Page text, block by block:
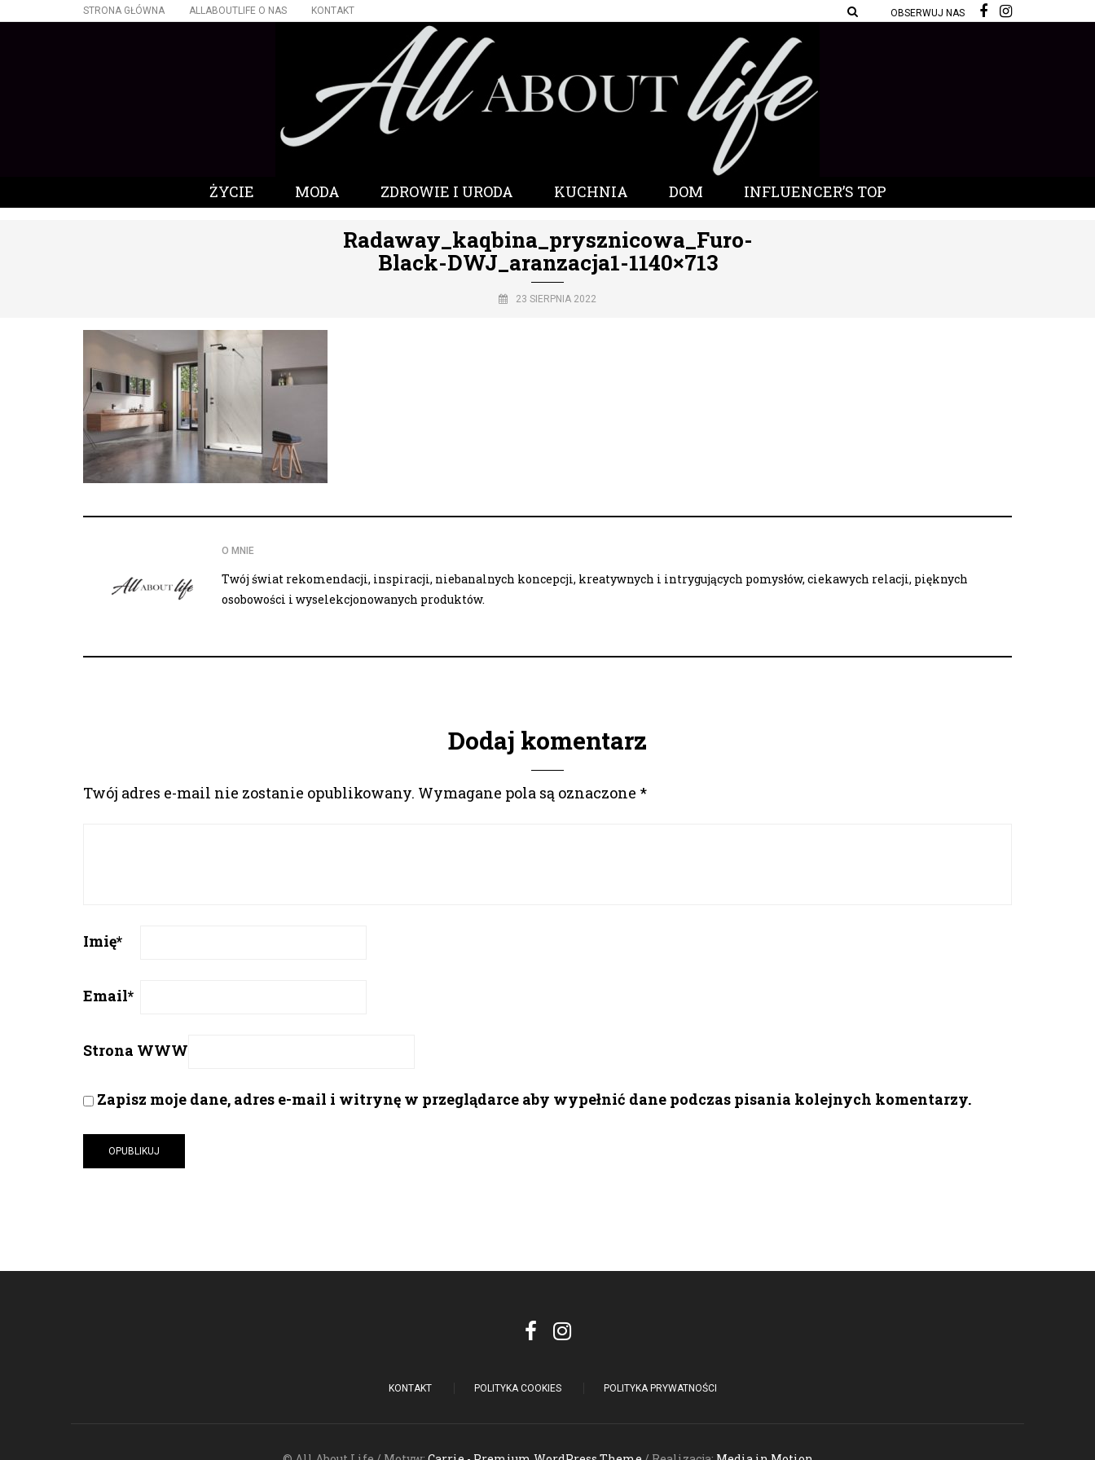
STRONA GŁÓWNA ALLABOUTLIFE O NAS KONTAKT OBSERWUJ NAS
ŻYCIE MODA ZDROWIE I URODA KUCHNIA DOM INFLUENCER’S TOP
Radaway_kaqbina_prysznicowa_Furo-
Black-DWJ_aranzacja1-1140×713
23 SIERPNIA 2022
O MNIE
Twój świat rekomendacji, inspiracji, niebanalnych koncepcji, kreatywnych i intrygujących pomysłów, ciekawych relacji, pięknych
osobowości i wyselekcjonowanych produktów.
Dodaj komentarz
Twój adres e-mail nie zostanie opublikowany. Wymagane pola są oznaczone *
Imię*
Email*
Strona WWW
Zapisz moje dane, adres e-mail i witrynę w przeglądarce aby wypełnić dane podczas pisania kolejnych komentarzy.
KONTAKT POLITYKA COOKIES POLITYKA PRYWATNOŚCI